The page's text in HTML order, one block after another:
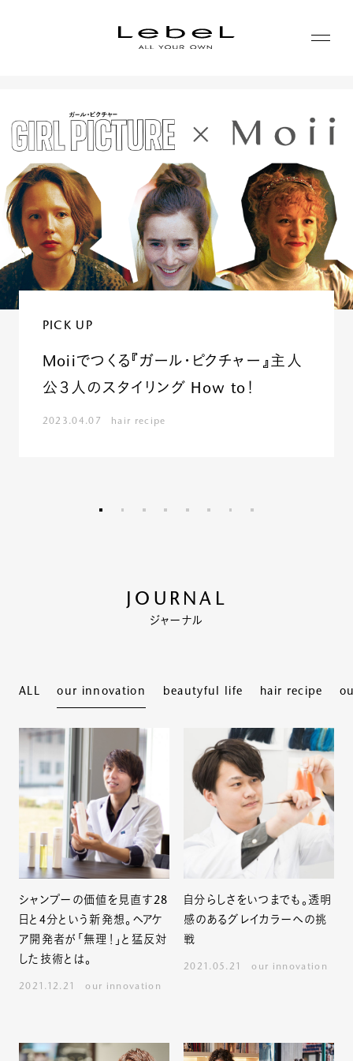
コンセプト
ヒストリー
サステナビリティ
コーポレート
シリーズ一覧
カテゴリー一覧
NEWS
JOURNAL
LABORATORY
ルベルの研究開発
SALON LIST
PICK UP
Moiiでつくる『ガール・ピクチャー』主人
公３人のスタイリング How to！
2023.04.07 hair recipe
JOURNAL
ジャーナル
ALL our innovation beautyful life hair recipe
シャンプーの価値を見直す28
日と4分という新発想。ヘアケ
ア開発者が「無理！」と猛反対
した技術とは。
2021.12.21 our innovation
自分らしさをいつまでも。透明
感のあるグレイカラーへの挑
戦
2021.05.21 our innovation